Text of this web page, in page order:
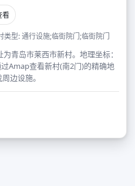
看
类型: 通行设施;临街院门;临街院门
青岛市莱西市新村。地理坐标：
Amap查看新村(南2门)的精确地
边设施。